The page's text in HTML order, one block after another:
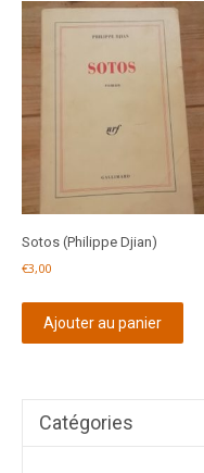
Sotos (Philippe Djian)
€3,00
Ajouter au panier
Catégories